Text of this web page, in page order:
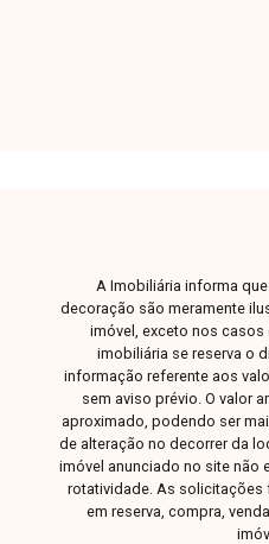
A Imobiliária informa
decoração são meramente
imóvel, exceto nos
imobiliária se reserva o
informação referente aos
sem aviso prévio. O valor
aproximado, podendo ser
de alteração no decorrer da
imóvel anunciado no site não
rotatividade. As solicitações
em reserva, compra,